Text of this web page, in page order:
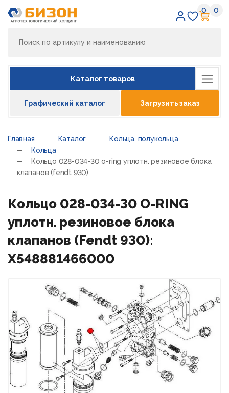
0 0
Каталог товаров
Графический каталог Загрузить заказ
Главная Каталог
Кольца, полукольца
Кольца
Кольцо 028-034-30 o-ring уплотн. резиновое блока
клапанов (fendt 930)
Кольцо 028-034-30 O-RING
уплотн. резиновое блока
клапанов (Fendt 930):
X548881466000